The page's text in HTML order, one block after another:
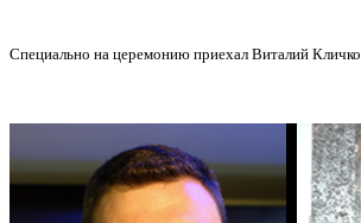
Специально на церемонию приехал Виталий Кличко